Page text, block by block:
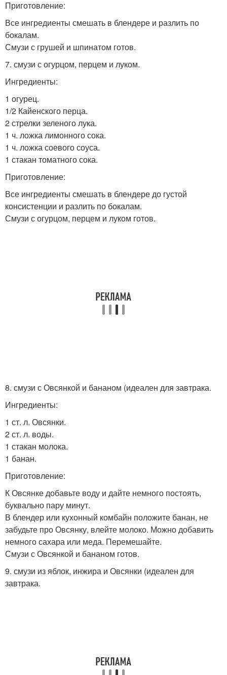
Приготовление:
Все ингредиенты смешать в блендере и разлить по
бокалам.
Смузи с грушей и шпинатом готов.
7. смузи с огурцом, перцем и луком.
Ингредиенты:
1 огурец.
1/2 Кайенского перца.
2 стрелки зеленого лука.
1 ч. ложка лимонного сока.
1 ч. ложка соевого соуса.
1 стакан томатного сока.
Приготовление:
Все ингредиенты смешать в блендере до густой
консистенции и разлить по бокалам.
Смузи с огурцом, перцем и луком готов.
8. смузи с Овсянкой и бананом (идеален для завтрака.
Ингредиенты:
1 ст. л. Овсянки.
2 ст. л. воды.
1 стакан молока.
1 банан.
Приготовление:
К Овсянке добавьте воду и дайте немного постоять,
буквально пару минут.
В блендер или кухонный комбайн положите банан, не
забудьте про Овсянку, влейте молоко. Можно добавить
немного сахара или меда. Перемешайте.
Смузи с Овсянкой и бананом готов.
9. смузи из яблок, инжира и Овсянки (идеален для
завтрака.